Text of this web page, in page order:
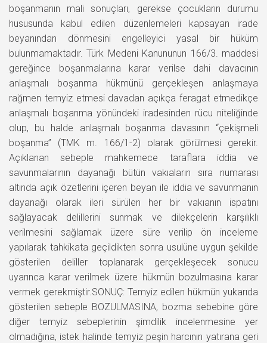
boşanmanın mali sonuçları, gerekse çocukların durumu
hususunda kabul edilen düzenlemeleri kapsayan irade
beyanından dönmesini engelleyici yasal bir hüküm
bulunmamaktadır. Türk Medeni Kanununun 166/3. maddesi
gereğince boşanmalarına karar verilse dahi davacının
anlaşmalı boşanma hükmünü gerçekleşen anlaşmaya
rağmen temyiz etmesi davadan açıkça feragat etmedikçe
anlaşmalı boşanma yönündeki iradesinden rücu niteliğinde
olup, bu halde anlaşmalı boşanma davasının “çekişmeli
boşanma” (TMK m. 166/1-2) olarak görülmesi gerekir.
Açıklanan sebeple mahkemece taraflara iddia ve
savunmalarının dayanağı bütün vakıaların sıra numarası
altında açık özetlerini içeren beyan ile iddia ve savunmanın
dayanağı olarak ileri sürülen her bir vakıanın ispatını
sağlayacak delillerini sunmak ve dilekçelerin karşılıklı
verilmesini sağlamak üzere süre verilip ön inceleme
yapılarak tahkikata geçildikten sonra usulüne uygun şekilde
gösterilen deliller toplanarak gerçekleşecek sonucu
uyarınca karar verilmek üzere hükmün bozulmasına karar
vermek gerekmiştir.SONUÇ: Temyiz edilen hükmün yukarıda
gösterilen sebeple BOZULMASINA, bozma sebebine göre
diğer temyiz sebeplerinin şimdilik incelenmesine yer
olmadığına, istek halinde temyiz peşin harcının yatırana geri